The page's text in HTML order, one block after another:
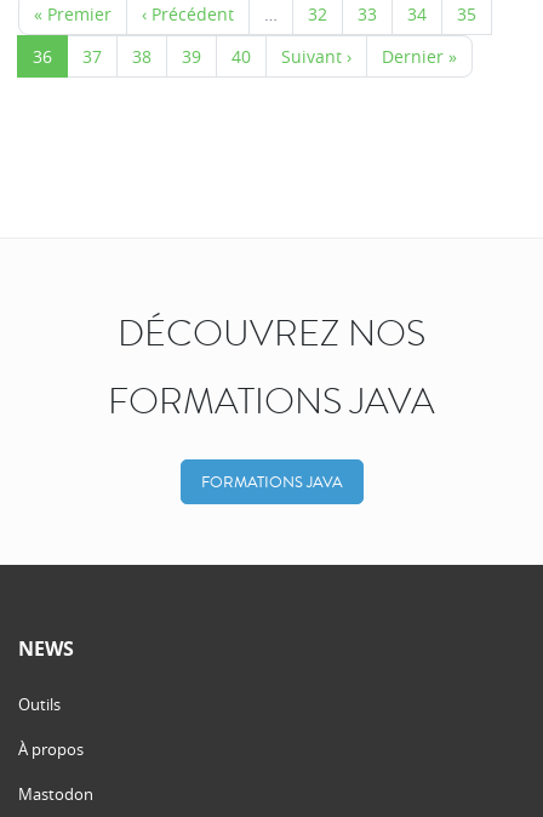
« Premier ‹ Précédent 32 33 34
35
36
37 38 39 40 Suivant › Dernier »
DÉCOUVREZ NOS
FORMATIONS JAVA
FORMATIONS JAVA
NEWS
Outils
À propos
Mastodon